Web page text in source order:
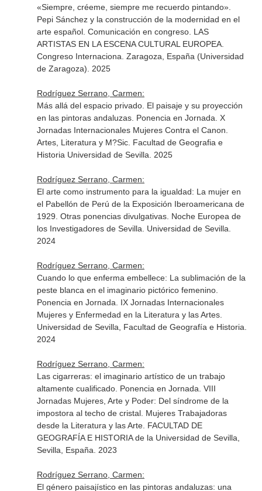
«Siempre, créeme, siempre me recuerdo pintando».
Pepi Sánchez y la construcción de la modernidad en el
arte español. Comunicación en congreso. LAS
ARTISTAS EN LA ESCENA CULTURAL EUROPEA.
Congreso Internaciona. Zaragoza, España (Universidad
de Zaragoza). 2025
Rodríguez Serrano, Carmen:
Más allá del espacio privado. El paisaje y su proyección
en las pintoras andaluzas. Ponencia en Jornada. X
Jornadas Internacionales Mujeres Contra el Canon.
Artes, Literatura y M?Sic. Facultad de Geografia e
Historia Universidad de Sevilla. 2025
Rodríguez Serrano, Carmen:
El arte como instrumento para la igualdad: La mujer en
el Pabellón de Perú de la Exposición Iberoamericana de
1929. Otras ponencias divulgativas. Noche Europea de
los Investigadores de Sevilla. Universidad de Sevilla.
2024
Rodríguez Serrano, Carmen:
Cuando lo que enferma embellece: La sublimación de la
peste blanca en el imaginario pictórico femenino.
Ponencia en Jornada. IX Jornadas Internacionales
Mujeres y Enfermedad en la Literatura y las Artes.
Universidad de Sevilla, Facultad de Geografía e Historia.
2024
Rodríguez Serrano, Carmen:
Las cigarreras: el imaginario artístico de un trabajo
altamente cualificado. Ponencia en Jornada. VIII
Jornadas Mujeres, Arte y Poder: Del síndrome de la
impostora al techo de cristal. Mujeres Trabajadoras
desde la Literatura y las Arte. FACULTAD DE
GEOGRAFÍA E HISTORIA de la Universidad de Sevilla,
Sevilla, España. 2023
Rodríguez Serrano, Carmen:
El género paisajístico en las pintoras andaluzas: una